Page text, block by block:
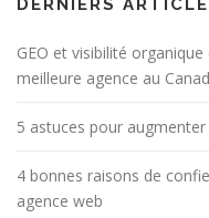
DERNIERS
GEO et visibilité
meilleure agence au
5 astuces pour
4 bonnes raisons de
agence web